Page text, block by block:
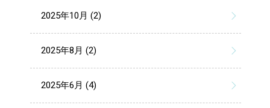
2025年10月 (2)
2025年8月 (2)
2025年6月 (4)